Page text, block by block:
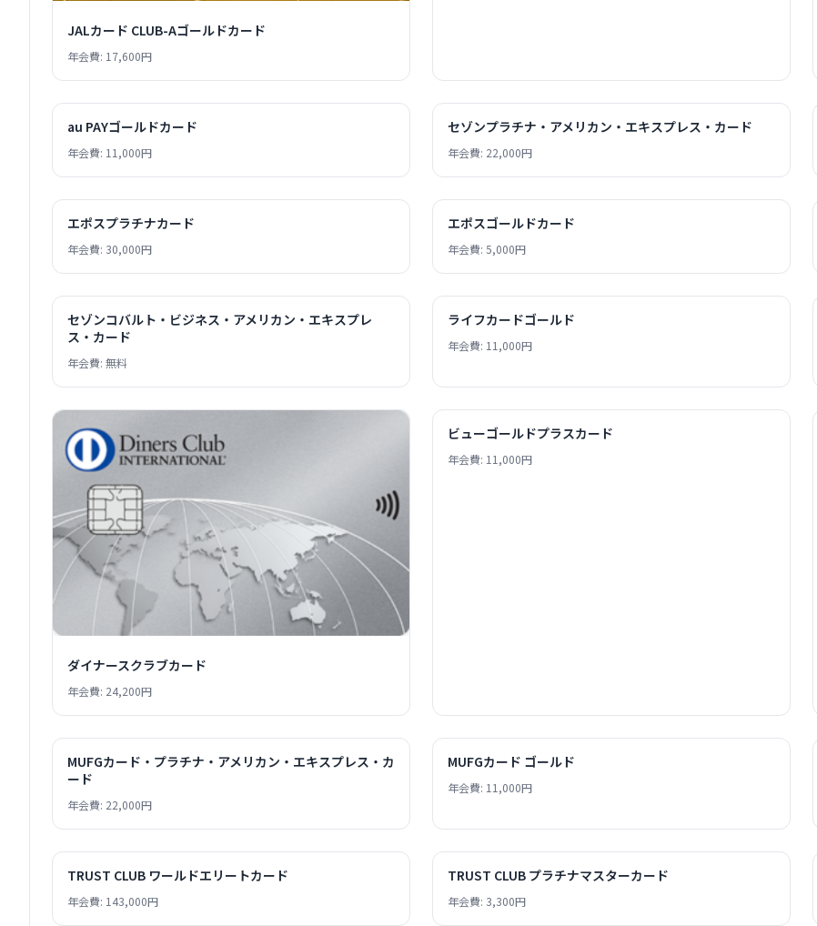
JALカード CLUB-Aゴールドカード
年会費: 17,600円
au PAYゴールドカード
年会費: 11,000円
セゾンプラチナ・アメリカン・エキスプレス・カード
年会費: 22,000円
エポスプラチナカード
年会費: 30,000円
エポスゴールドカード
年会費: 5,000円
セゾンコバルト・ビジネス・アメリカン・エキスプレ
ス・カード
年会費: 無料
ライフカードゴールド
年会費: 11,000円
ダイナースクラブカード
年会費: 24,200円
ビューゴールドプラスカード
年会費: 11,000円
MUFGカード・プラチナ・アメリカン・エキスプレス・カ
ード
年会費: 22,000円
MUFGカード ゴールド
年会費: 11,000円
TRUST CLUB ワールドエリートカード
年会費: 143,000円
TRUST CLUB プラチナマスターカード
年会費: 3,300円